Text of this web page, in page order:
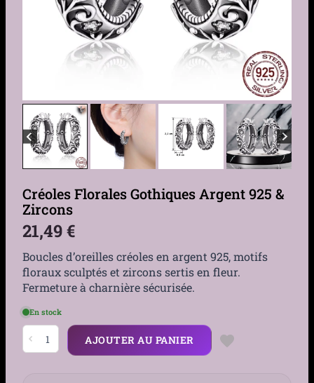
Créoles Florales Gothiques Argent 925 &
Zircons
21,49€
Boucles d’oreilles créoles en argent 925, motifs
floraux sculptés et zircons sertis en fleur.
Fermeture à charnière sécurisée.
En stock
quantité
de
Créoles
AJOUTER AU PANIER